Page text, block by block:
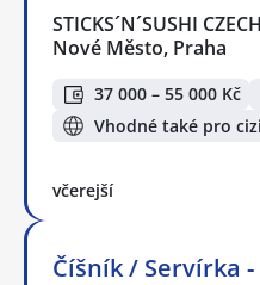
STICKS´N´SUSHI
Nové Město, Praha
37 000 – 55 000 Kč
Vhodné také pro
včerejší
Číšník / Servírka